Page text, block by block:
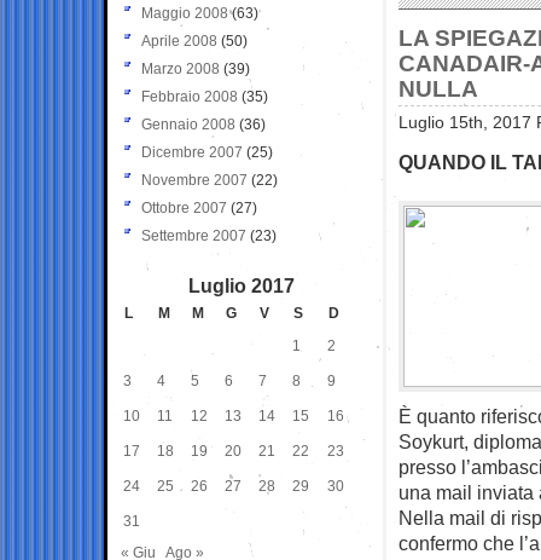
LA
CANADAIR-
NULLA
Luglio 15th, 2017
QUANDO IL
È quanto
Soykurt,
presso
una mail inviata
Nella mail di
confermo che
Maggio 2008(63)
Aprile 2008 (50)
Marzo 2008 (39)
Febbraio 2008 (35)
Gennaio 2008 (36)
Dicembre 2007 (25)
Novembre 2007 (22)
Ottobre 2007 (27)
Settembre 2007 (23)
Luglio 2017
L M M G V S
D
1
2
3 4 5 6 7 8 9
10 11 12 13 14 15 16
17 18 19 20 21 22 23
24 25 26 27 28 29 30
31
« Giu
Ago »